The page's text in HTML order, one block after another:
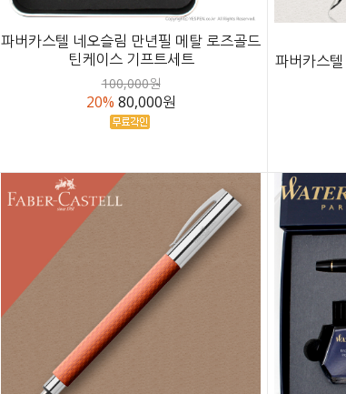
파버카스텔 네오슬림 만년필 메탈 로즈골드
틴케이스 기프트세트
100,000원
20% 80,000원
파버카스